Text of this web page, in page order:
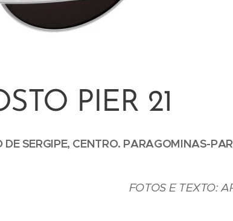
PIER 21
DE SERGIPE, CENTRO. PARAGOMINAS-
FOTOS E TEXTO: